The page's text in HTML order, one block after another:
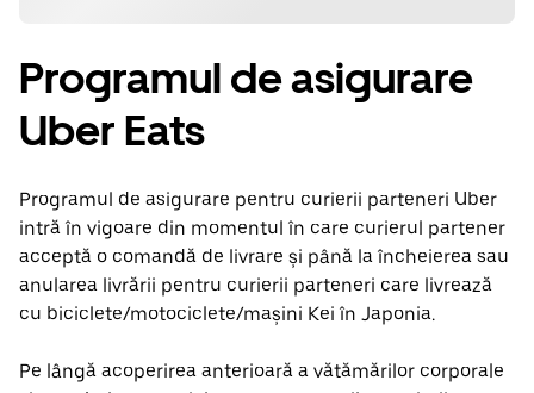
Programul de asigurare
Uber Eats
Programul de asigurare pentru curierii parteneri Uber
intră în vigoare din momentul în care curierul partener
acceptă o comandă de livrare și până la încheierea sau
anularea livrării pentru curierii parteneri care livrează
cu biciclete/motociclete/mașini Kei în Japonia.
Pe lângă acoperirea anterioară a vătămărilor corporale